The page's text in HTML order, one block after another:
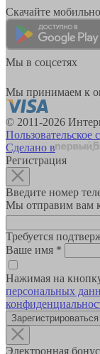
Скачайте
Мы в соцсетях
Мы принимаем к
© 2011-2026
Пользовательское
Сделано в
Регистрация
Введите номер
Мы отправим вам
Требуется
Ваше имя *
Нажимая на
персональных
Зарегистрироваться
Электронная